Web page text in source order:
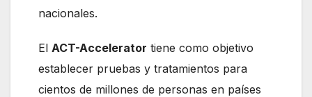
nacionales.
El ACT-Accelerator tiene como objetivo
establecer pruebas y tratamientos para
cientos de millones de personas en países